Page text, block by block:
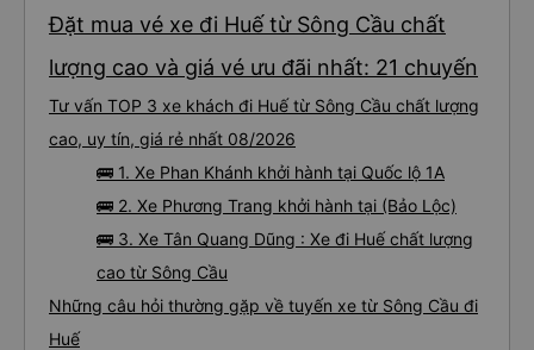
Đặt mua vé xe đi Huế từ Sông Cầu chất
lượng cao và giá vé ưu đãi nhất: 21 chuyến
Tư vấn TOP 3 xe khách đi Huế từ Sông Cầu chất lượng
cao, uy tín, giá rẻ nhất 08/2026
🚌 1. Xe Phan Khánh khởi hành tại Quốc lộ 1A
🚌 2. Xe Phương Trang khởi hành tại (Bảo Lộc)
🚌 3. Xe Tân Quang Dũng : Xe đi Huế chất lượng
cao từ Sông Cầu
Những câu hỏi thường gặp về tuyến xe từ Sông Cầu đi
Huế